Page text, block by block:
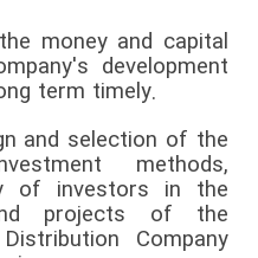
money and capital
development
term timely.
and selection of the
methods,
of investors in the
projects of the
Company